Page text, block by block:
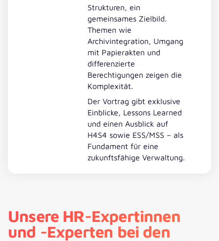
Strukturen, ein
gemeinsames Zielbild.
Themen wie
Archivintegration, Umgang
mit Papierakten und
differenzierte
Berechtigungen zeigen die
Komplexität.
Der Vortrag gibt exklusive
Einblicke, Lessons Learned
und einen Ausblick auf
H4S4 sowie ESS/MSS – als
Fundament für eine
zukunftsfähige Verwaltung.
Unsere HR-Expertinnen
und -Experten bei den